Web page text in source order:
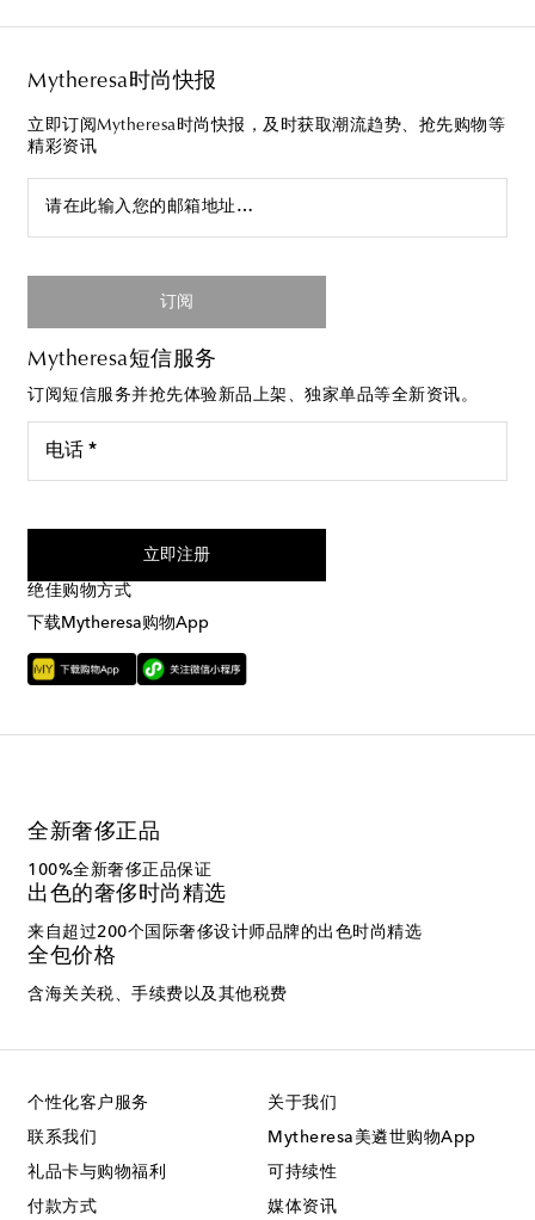
Mytheresa时尚快报
立即订阅Mytheresa时尚快报，及时获取潮流趋势、抢先购物等
精彩资讯
请在此输入您的邮箱地址…
订阅
Mytheresa短信服务
订阅短信服务并抢先体验新品上架、独家单品等全新资讯。
电话 *
立即注册
绝佳购物方式
下载Mytheresa购物App
全新奢侈正品
100%全新奢侈正品保证
出色的奢侈时尚精选
来自超过200个国际奢侈设计师品牌的出色时尚精选
全包价格
含海关关税、手续费以及其他税费
个性化客户服务
联系我们
礼品卡与购物福利
付款方式
关于我们
Mytheresa美遴世购物App
可持续性
媒体资讯